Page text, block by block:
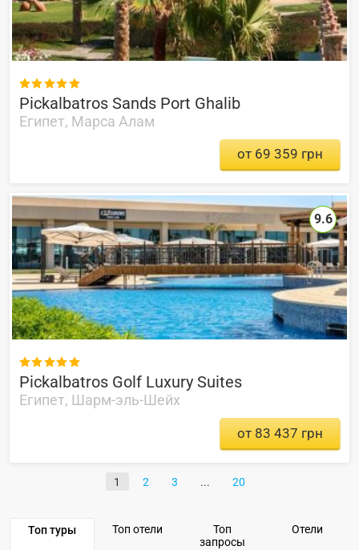

Pickalbatros Sands Port Ghalib
Египет, Марса Алам
от 69 359 грн

Pickalbatros Golf Luxury Suites
Египет, Шарм-эль-Шейх
9.6
от 83 437 грн
1 2 3 20
Топ туры Топ отели
Топ
запросы
Отели